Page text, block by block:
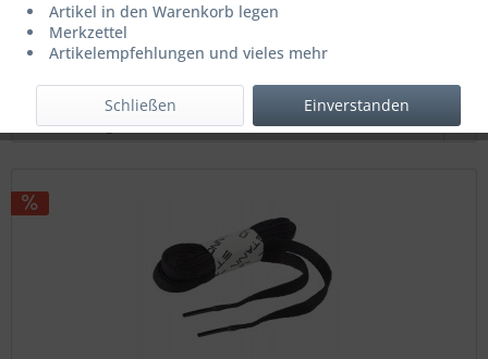
Letzter niedrigster Preis: 1,95 € *
Artikel in den Warenkorb legen
Merkzettel
Artikelempfehlungen und vieles mehr
Einverstanden
Schließen